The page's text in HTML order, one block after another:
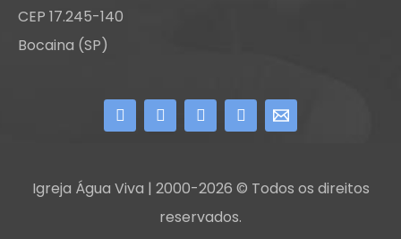
CEP 17.245-140
Bocaina (SP)
Igreja Água Viva | 2000-2026 © Todos os direitos
reservados.